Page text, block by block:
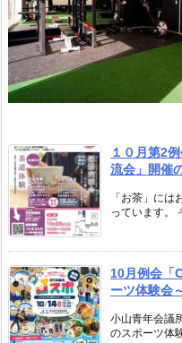
１０月第2
流会」開催
「お茶」に
っています。
10月例会「
ーツ体験会
小山青年会議
のスポーツ体